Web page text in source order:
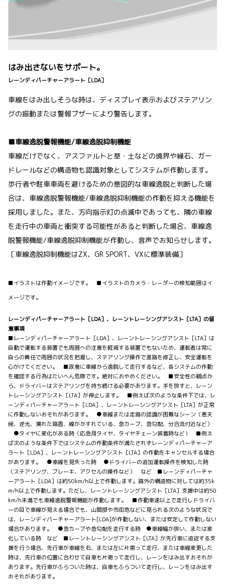
はみ出さないをサポート。
レーンディパーチャーアラート［LDA］
車線をはみ出しそうな時は、ディスプレイ表示およびステアリン
グの振動または警報ブザーにより警告します。
■車線逸脱警報機能/車線逸脱抑制機能
車線だけでなく、アスファルトと草・土などの境界や縁石、ガー
ドレールなどの構造物も認識対象としてシステムが作動します。
歩行者や駐車車両を避けるための意図的な車線逸脱と判断した場
合は、車線逸脱警報機能/車線逸脱抑制機能の作動を抑える機能を
採用しました。また、方向指示灯の点滅中であっても、隣の車線
を走行中の車両と衝突する可能性があると判断した場合、車線逸
脱警報機能/車線逸脱抑制機能が作動し、音声でお知らせします。
［車線逸脱抑制機能はZX、GR SPORT、VXに標準装備］
■イラストは作動イメージです。 ■イラストのカメラ・レーダーの検知範囲はイ
メージです。
レーンディパーチャーアラート［LDA］、レーントレーシングアシスト［LTA］の留
意事項
■レーンディパーチャーアラート［LDA］、レーントレーシングアシスト［LTA］は
自動で運転する装置でも周囲への注意を軽減する装置でもないため、運転者は常に
自らの責任で周囲の状況を把握し、ステアリング操作で進路を修正し、安全運転を
心がけてください。 ■故意に車線から逸脱して走行するなど、各システムの作動
を確認する行為はたいへん危険です。絶対におやめください。 ■安全性の観点か
ら、ドライバーはステアリングを持ち続ける必要があります。手を放すと、レーン
トレーシングアシスト［LTA］が停止します。 ■例えば次のような条件下では、レ
ーンディパーチャーアラート［LDA］、レーントレーシングアシスト［LTA］が正常
に作動しないおそれがあります。 ●車線または走路の認識が困難なシーン（悪天
候、逆光、濡れた路面、線がかすれている、急カーブ、急勾配、分合流付近など）
●タイヤに変化がある時（応急用タイヤ、タイヤチェーン装着時など） ■例え
ば次のような条件下ではシステムの作動条件が満たされずレーンディパーチャーア
ラート［LDA］、レーントレーシングアシスト［LTA］の作動をキャンセルする場合
があります。 ●車線を見失った時 ●ドライバーの追加運転操作を検知した時
（ステアリング、ブレーキ、アクセルの操作など） など ■レーンディパーチャ
ーアラート［LDA］は約50km/h以上で作動します。路外の構造物に対しては約35k
m/h以上で作動します。ただし、レーントレーシングアシスト［LTA］支援中は約50
km/h未満でも車線逸脱警報機能が作動します。 ■作動車速以上で走行しドライバ
ーの目で車線が見える場合でも、山間部や市街地などに見られる次のような状況で
は、レーンディパーチャーアラート[LDA]が作動しない、または安定して作動しない
場合があります。 ●急カーブや急勾配を走行する時 ●車線幅が狭い、または変
化している時 など ■レーントレーシングアシスト［LTA］が先行車に追従する支
援を行う場合、先行車が車線を右、または左に片寄って走行、または車線変更した
時は、先行車の位置に合わせて自車も片寄って走行し、レーンをはみ出すおそれが
あります。先行車がふらついた時は、自車もふらついて走行し、レーンをはみ出す
おそれがあります。